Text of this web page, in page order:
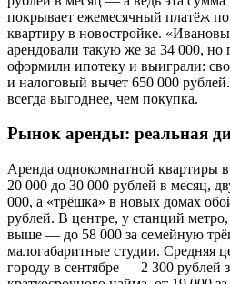
покрывает ежемесячный платёж
квартиру в новостройке.
арендовали такую же за 34 000, но
оформили ипотеку и выиграли:
и налоговый вычет 650 000
всегда выгоднее, чем покупка.
Рынок аренды: реальная
Аренда однокомнатной квартиры
20 000 до 30 000 рублей в месяц,
000, а «трёшка» в новых домах
рублей. В центре, у станций
выше — до 58 000 за семейную
малогабаритные студии. Средняя
городу в сентябре — 2 300 рублей